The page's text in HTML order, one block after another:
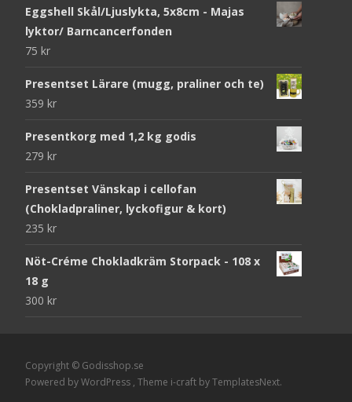
Eggshell Skål/Ljuslykta, 5x8cm - Majas
lyktor/ Barncancerfonden
75 kr
Presentset Lärare (mugg, praliner och te)
359 kr
Presentkorg med 1,2 kg godis
279 kr
Presentset Vänskap i cellofan
(Chokladpraliner, lyckofigur & kort)
235 kr
Nöt-Créme Chokladkräm Storpack - 108 x
18 g
300 kr
Copyright © Godisshop.se
Powered by WordPress , Theme i-craft by TemplatesNext.